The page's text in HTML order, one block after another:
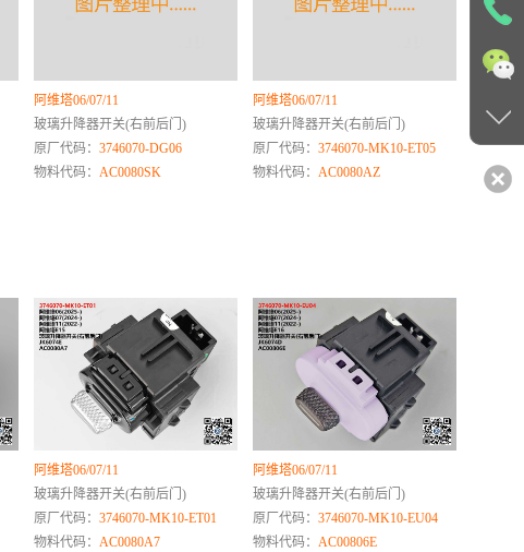
阿维塔06/07/11
玻璃升降器开关(右前后门)
原厂代码：3746070-DG06
物料代码：AC0080SK
阿维塔06/07/11
玻璃升降器开关(右前后门)
原厂代码：3746070-MK10-ET05
物料代码：AC0080AZ
阿维塔06/07/11
玻璃升降器开关(右前后门)
原厂代码：3746070-MK10-ET01
物料代码：AC0080A7
阿维塔06/07/11
玻璃升降器开关(右前后门)
原厂代码：3746070-MK10-EU04
物料代码：AC00806E